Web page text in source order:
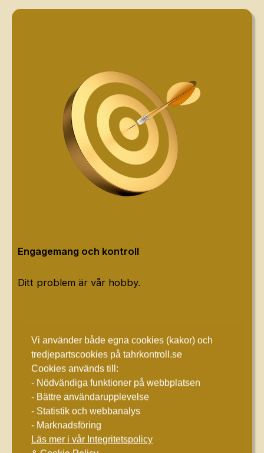
Engagemang och kontroll
Ditt problem är vår hobby.
Vi använder både egna cookies (kakor) och
tredjepartscookies på tahrkontroll.se
Cookies används till:
- Nödvändiga funktioner på webbplatsen
- Bättre användarupplevelse
- Statistik och webbanalys
- Marknadsföring
Läs mer i vår Integritetspolicy